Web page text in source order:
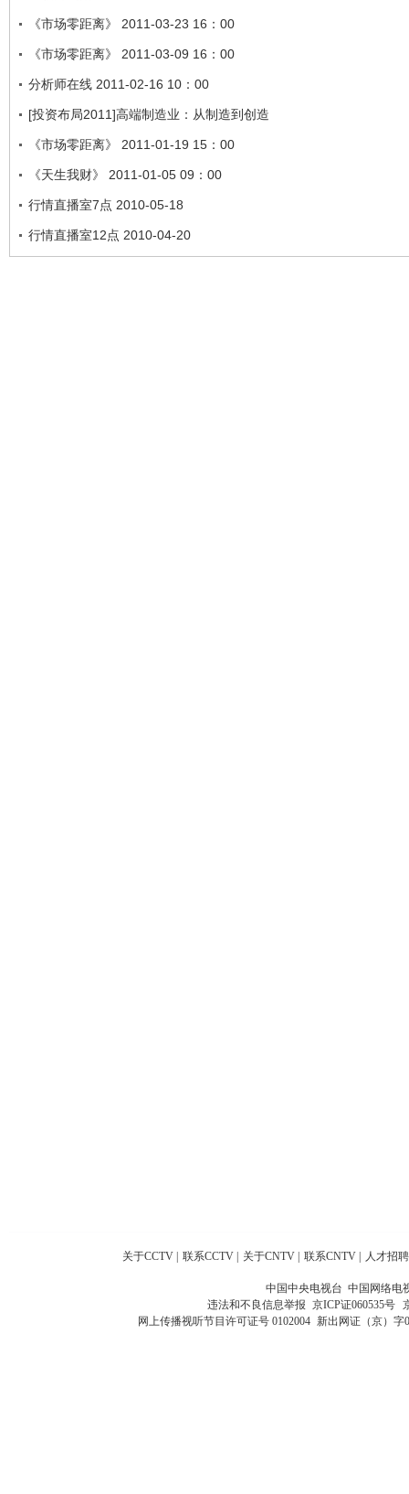
《市场零距离》 2011-03-23 16：00
《市场零距离》 2011-03-09 16：00
分析师在线 2011-02-16 10：00
[投资布局2011]高端制造业：从制造到创造
《市场零距离》 2011-01-19 15：00
《天生我财》 2011-01-05 09：00
行情直播室7点 2010-05-18
行情直播室12点 2010-04-20
关于CCTV 联系CCTV 关于CNTV 联系CNTV 人才招聘
中国中央电视台 中国网络电
违法和不良信息举报 京ICP证060535号
网上传播视听节目许可证号 0102004 新出网证（京）